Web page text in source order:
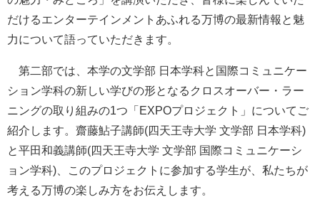
だけるエンターテインメントあふれる万博の最新情報と魅
力について語っていただきます。
第二部では、本学の文学部 日本学科と国際コミュニケー
ション学科の新しい学びの形となるクロスオーバー・ラー
ニングの取り組みの1つ「EXPOプロジェクト」についてご
紹介します。齋藤鮎子講師(四天王寺大学 文学部 日本学科)
と平田和義講師(四天王寺大学 文学部 国際コミュニケーシ
ョン学科)、このプロジェクトに参加する学生が、私たちが
考える万博の楽しみ方をお伝えします。